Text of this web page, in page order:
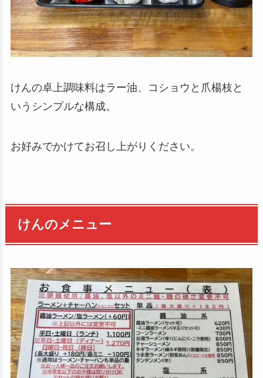
けんの卓上調味料はラー油、コショウと爪楊枝と
いうシンプルな構成。
お好みでかけてお召し上がりください。
けんのメニュー